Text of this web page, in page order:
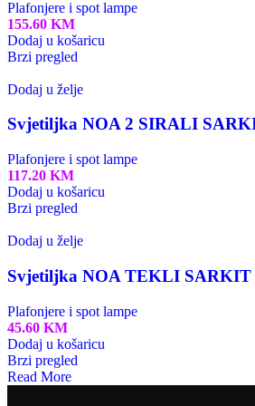
Plafonjere i spot lampe
155.60 KM
Dodaj u košaricu
Brzi pregled
Dodaj u želje
Svjetiljka NOA 2 SIRALI
Plafonjere i spot lampe
117.20 KM
Dodaj u košaricu
Brzi pregled
Dodaj u želje
Svjetiljka NOA TEKLI SARKIT
Plafonjere i spot lampe
45.60 KM
Dodaj u košaricu
Brzi pregled
Read More